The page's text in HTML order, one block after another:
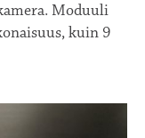
Moduuli
kuin 9